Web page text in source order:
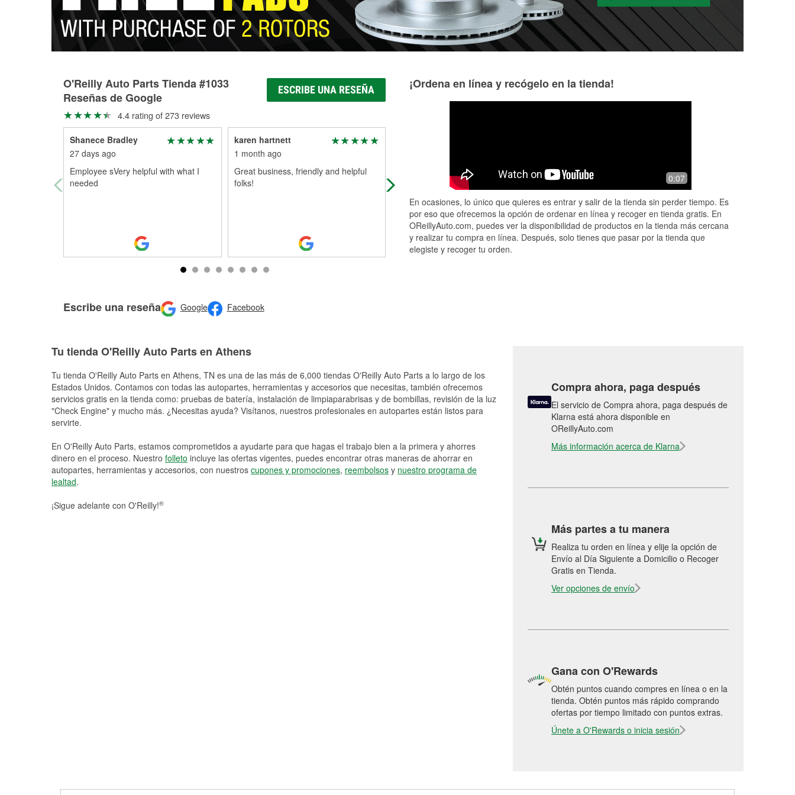
O'Reilly Auto Parts Tienda #1033
Reseñas de Google
ESCRIBE UNA RESEÑA
4.4 rating of 273 reviews
Shanece Bradley
27 days ago
Employee sVery helpful with what I
needed
karen hartnett
1 month ago
Great business, friendly and helpful
folks!
Absolutely fantastic knowledge of
parts . Customer service is awesome !
Best auto parts store around.
Employees were friendly,
quick
everyone!
Escribe una reseña Google Facebook
¡Ordena en línea y recógelo en la tienda!
0:07
En ocasiones, lo único que quieres es entrar y salir de la tienda sin perder tiempo. Es
por eso que ofrecemos la opción de ordenar en línea y recoger en tienda gratis. En
OReillyAuto.com, puedes ver la disponibilidad de productos en la tienda más cercana
y realizar tu compra en línea. Después, solo tienes que pasar por la tienda que
elegiste y recoger tu orden.
Tu tienda O'Reilly Auto Parts en Athens
Tu tienda O'Reilly Auto Parts en Athens, TN es una de las más de 6,000 tiendas O'Reilly Auto Parts a lo largo de los
Estados Unidos. Contamos con todas las autopartes, herramientas y accesorios que necesitas, también ofrecemos
servicios gratis en la tienda como: pruebas de batería, instalación de limpiaparabrisas y de bombillas, revisión de la luz
"Check Engine" y mucho más. ¿Necesitas ayuda? Visítanos, nuestros profesionales en autopartes están listos para
servirte.
En O'Reilly Auto Parts, estamos comprometidos a ayudarte para que hagas el trabajo bien a la primera y ahorres
dinero en el proceso. Nuestro folleto incluye las ofertas vigentes, puedes encontrar otras maneras de ahorrar en
autopartes, herramientas y accesorios, con nuestros cupones y promociones, reembolsos y nuestro programa de
lealtad.
¡Sigue adelante con O'Reilly!®
Compra ahora, paga después
El servicio de Compra ahora, paga después de
Klarna está ahora disponible en
OReillyAuto.com
Más información acerca de Klarna
Más partes a tu manera
Realiza tu orden en línea y elije la opción de
Envío al Día Siguiente a Domicilio o Recoger
Gratis en Tienda.
Ver opciones de envío
Gana con O'Rewards
Obtén puntos cuando compres en línea o en la
tienda. Obtén puntos más rápido comprando
ofertas por tiempo limitado con puntos extras.
Únete a O'Rewards o inicia sesión